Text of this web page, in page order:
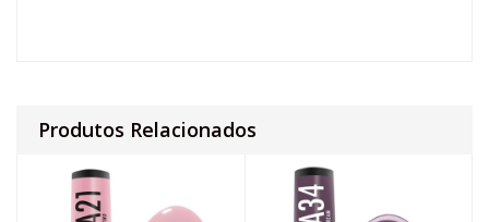
Produtos Relacionados